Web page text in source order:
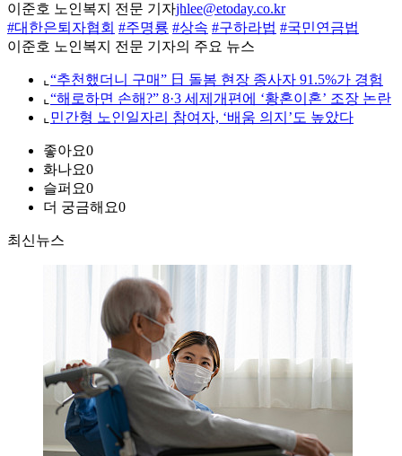
이준호 노인복지 전문 기자jhlee@etoday.co.kr
#대한은퇴자협회 #주명룡 #상속 #구하라법 #국민연금법
이준호 노인복지 전문 기자의 주요 뉴스
⌞ “추천했더니 구매” 日 돌봄 현장 종사자 91.5%가 경험
⌞ “해로하면 손해?” 8·3 세제개편에 ‘황혼이혼’ 조장 논란
⌞ 민간형 노인일자리 참여자, ‘배움 의지’도 높았다
좋아요0
화나요0
슬퍼요0
더 궁금해요0
최신뉴스